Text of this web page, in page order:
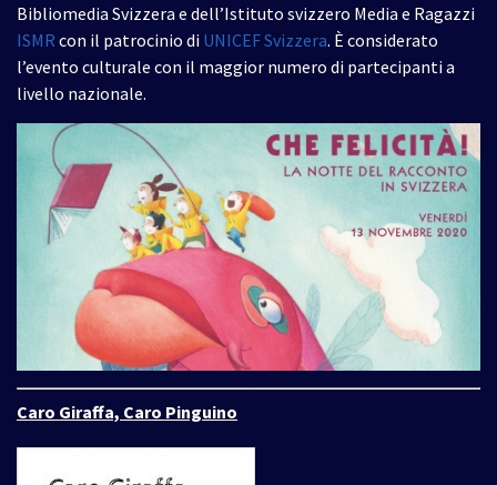
Bibliomedia Svizzera e dell’Istituto svizzero Media e Ragazzi
ISMR con il patrocinio di UNICEFSvizzera. È considerato
l’evento culturale con il maggior numero di partecipanti a
livello nazionale.
Caro Giraffa, Caro Pinguino